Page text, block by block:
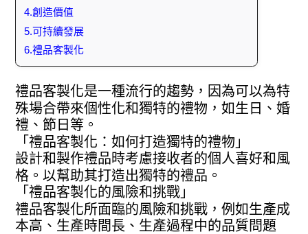
4.創造價值
5.可持續發展
6.禮品客製化
禮品客製化是一種流行的趨勢，因為可以為特
殊場合帶來個性化和獨特的禮物，如生日、婚
禮、節日等。
「禮品客製化：如何打造獨特的禮物」
設計和製作禮品時考慮接收者的個人喜好和風
格。以幫助其打造出獨特的禮品。
「禮品客製化的風險和挑戰」
禮品客製化所面臨的風險和挑戰，例如生產成
本高、生產時間長、生產過程中的品質問題